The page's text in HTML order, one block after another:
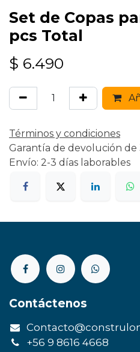
Set de Copas
pcs Total
$ 6.490
Términos y condiciones
Garantía de devolución de
Envío: 2-3 días laborables
Contáctenos
+56 9 8616 4668